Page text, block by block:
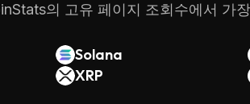
의 고유 페이지 조회수에서 가
Solana
XRP